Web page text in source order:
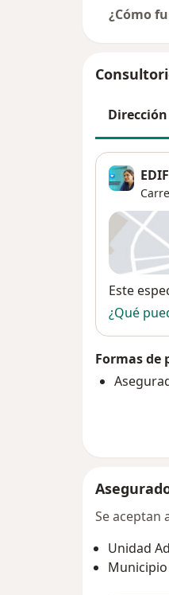
¿Cómo
Dirección
Este
¿Qué
Formas de
Se aceptan
Unidad
Municipio